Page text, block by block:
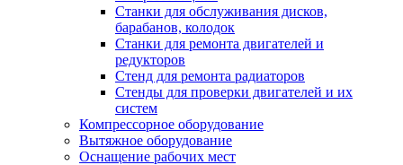
Станки для обслуживания дисков,
барабанов, колодок
Станки для ремонта двигателей и
редукторов
Стенд для ремонта радиаторов
Стенды для проверки двигателей и их
систем
Компрессорное оборудование
Вытяжное оборудование
Оснащение рабочих мест